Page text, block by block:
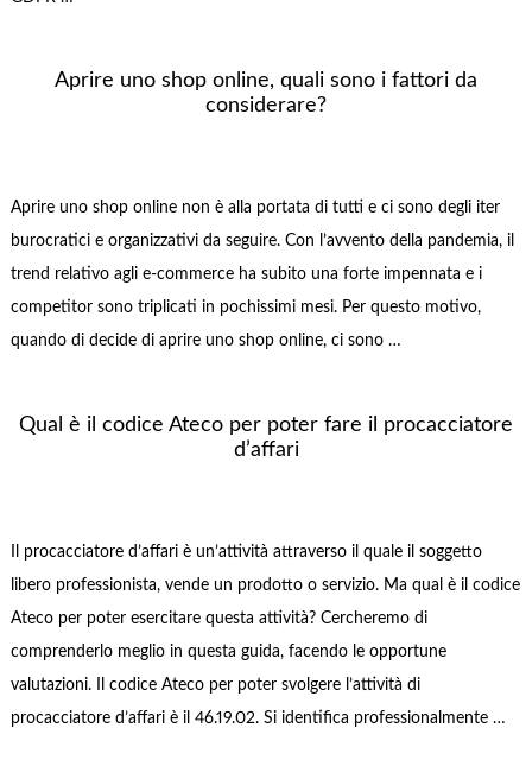
Aprire uno shop online, quali sono i fattori da
considerare?
Aprire uno shop online non è alla portata di tutti e ci sono degli iter
burocratici e organizzativi da seguire. Con l’avvento della pandemia, il
trend relativo agli e-commerce ha subito una forte impennata e i
competitor sono triplicati in pochissimi mesi. Per questo motivo,
quando di decide di aprire uno shop online, ci sono …
Qual è il codice Ateco per poter fare il procacciatore
d’affari
Il procacciatore d’affari è un’attività attraverso il quale il soggetto
libero professionista, vende un prodotto o servizio. Ma qual è il codice
Ateco per poter esercitare questa attività? Cercheremo di
comprenderlo meglio in questa guida, facendo le opportune
valutazioni. Il codice Ateco per poter svolgere l’attività di
procacciatore d’affari è il 46.19.02. Si identifica professionalmente …